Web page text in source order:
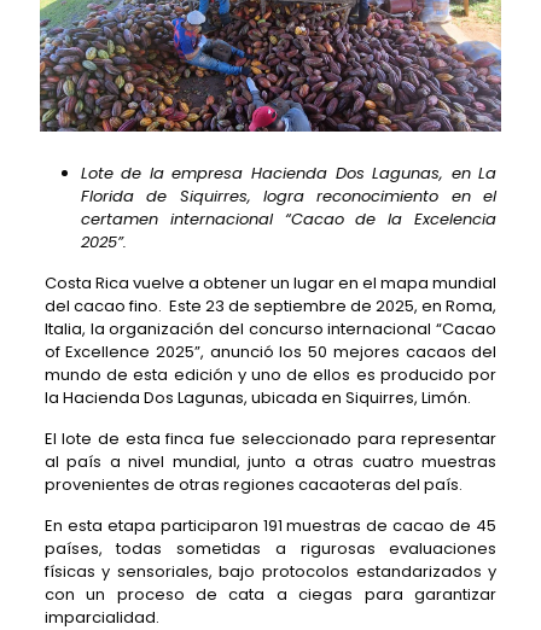
Lote de la empresa Hacienda Dos Lagunas, en La
Florida de Siquirres, logra reconocimiento en el
certamen internacional “Cacao de la Excelencia
2025”.
Costa Rica vuelve a obtener un lugar en el mapa mundial
del cacao fino. Este 23 de septiembre de2025, en Roma,
Italia, la organización del concurso internacional “Cacao
of Excellence 2025”, anunció los 50 mejores cacaos del
mundo de esta edición y uno de ellos es producido por
la Hacienda Dos Lagunas, ubicada en Siquirres, Limón.
El lote de esta finca fue seleccionado para representar
al país a nivel mundial, junto a otras cuatro muestras
provenientes de otras regiones cacaoteras del país.
En esta etapa participaron 191 muestras de cacao de 45
países, todas sometidas a rigurosas evaluaciones
físicas y sensoriales, bajo protocolos estandarizados y
con un proceso de cata a ciegas para garantizar
imparcialidad.